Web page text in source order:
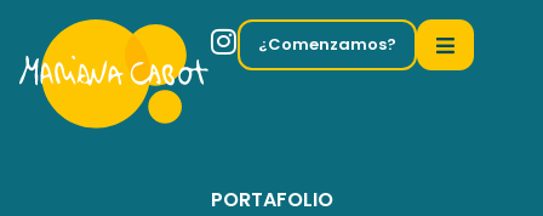
¿Comenzamos?
PORTAFOLIO